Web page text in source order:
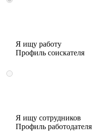
Я ищу работу
Профиль соискателя
Я ищу сотрудников
Профиль работодателя